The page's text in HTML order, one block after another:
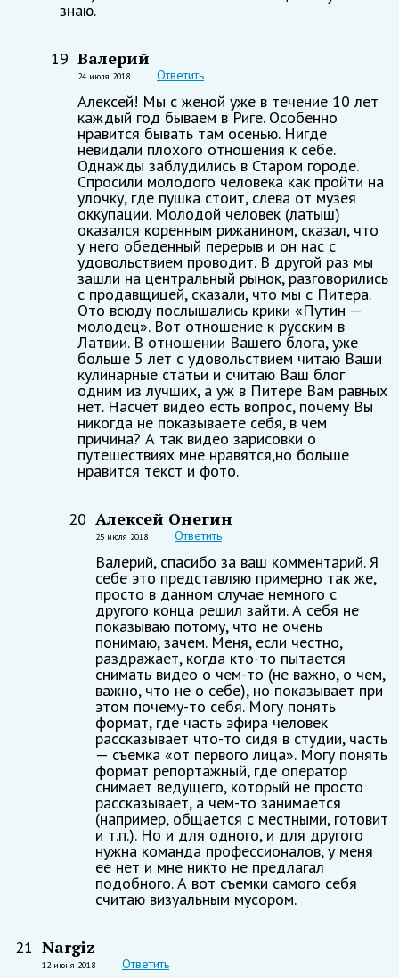
знаю.
19 Валерий
24 июля 2018 Ответить
Алексей! Мы с женой уже в течение 10 лет
каждый год бываем в Риге. Особенно
нравится бывать там осенью. Нигде
невидали плохого отношения к себе.
Однажды заблудились в Старом городе.
Спросили молодого человека как пройти на
улочку, где пушка стоит, слева от музея
оккупации. Молодой человек (латыш)
оказался коренным рижанином, сказал, что
у него обеденный перерыв и он нас с
удовольствием проводит. В другой раз мы
зашли на центральный рынок, разговорились
с продавщицей, сказали, что мы с Питера.
Ото всюду послышались крики «Путин —
молодец». Вот отношение к русским в
Латвии. В отношении Вашего блога, уже
больше 5 лет с удовольствием читаю Ваши
кулинарные статьи и считаю Ваш блог
одним из лучших, а уж в Питере Вам равных
нет. Насчёт видео есть вопрос, почему Вы
никогда не показываете себя, в чем
причина? А так видео зарисовки о
путешествиях мне нравятся,но больше
нравится текст и фото.
20 Алексей Онегин
25 июля 2018 Ответить
Валерий, спасибо за ваш комментарий. Я
себе это представляю примерно так же,
просто в данном случае немного с
другого конца решил зайти. А себя не
показываю потому, что не очень
понимаю, зачем. Меня, если честно,
раздражает, когда кто-то пытается
снимать видео о чем-то (не важно, о чем,
важно, что не о себе), но показывает при
этом почему-то себя. Могу понять
формат, где часть эфира человек
рассказывает что-то сидя в студии, часть
— съемка «от первого лица». Могу понять
формат репортажный, где оператор
снимает ведущего, который не просто
рассказывает, а чем-то занимается
(например, общается с местными, готовит
и т.п.). Но и для одного, и для другого
нужна команда профессионалов, у меня
ее нет и мне никто не предлагал
подобного. А вот съемки самого себя
считаю визуальным мусором.
21 Nargiz
12 июня 2018 Ответить